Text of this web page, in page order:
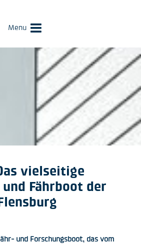
Menu
vielseitige
Fährboot der
und Forschungsboot, das vom